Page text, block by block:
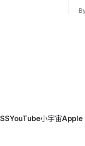
YouTube小宇宙Apple